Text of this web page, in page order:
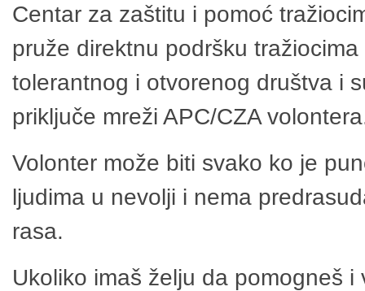
Centar za zaštitu i pomoć
pruže direktnu podršku
tolerantnog i otvorenog društva i
priključe mreži APC/CZA
Volonter može biti svako ko je
ljudima u nevolji i nema
rasa.
Ukoliko imaš želju da pomogneš